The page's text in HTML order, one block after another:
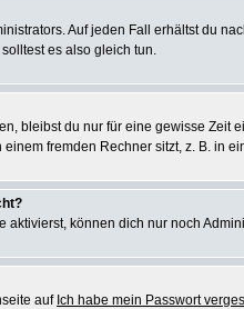
Auf jeden Fall erhältst du
es also gleich tun.
bleibst du nur für eine gewisse
fremden Rechner sitzt, z. B. in
aktivierst, können dich nur noch
auf Ich habe mein Passwort